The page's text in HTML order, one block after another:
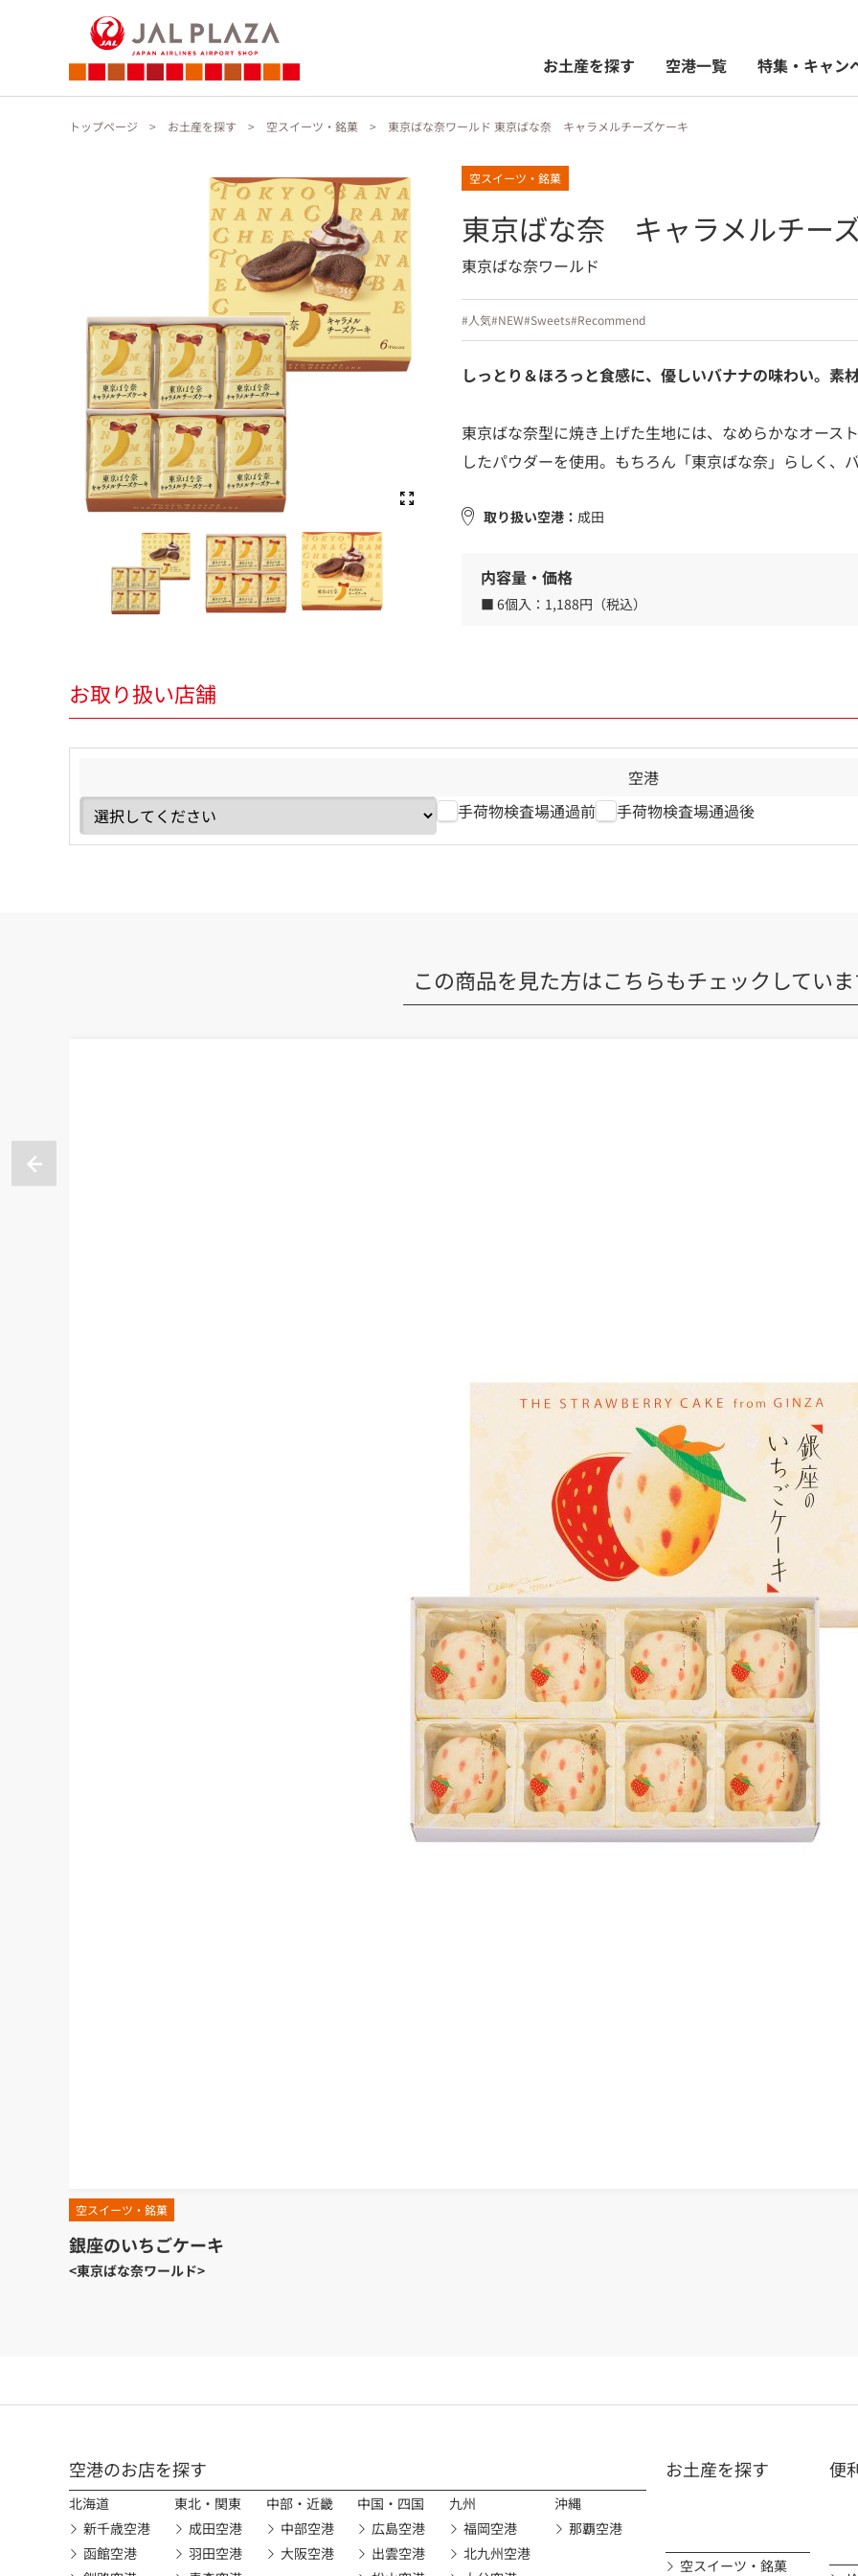
お土産を探す 空港一覧 特集・キャン
トップページ お土産を探す 空スイーツ・銘菓 東京ばな奈ワールド 東京ばな奈 キャラメルチーズケーキ
空スイーツ・銘菓
東京ばな奈 キャラメルチー
東京ばな奈ワールド
#人気#NEW#Sweets#Recommend
しっとり＆ほろっと食感に、優しいバナナの味わい。素
東京ばな奈型に焼き上げた生地には、なめらかなオース
したパウダーを使用。もちろん「東京ばな奈」らしく、
取り扱い空港： 成田
内容量・価格
■ 6個入： 1,188円（税込）
お取り扱い店舗
空港
手荷物検査場通過前
手荷物検査場通過後
この商品を見た方はこちらもチェックしてい
空スイーツ・銘菓
銀座のいちごケーキ
<東京ばな奈ワールド>
空港のお店を探す
北海道
新千歳空港
函館空港
東北・関東
成田空港
羽田空港
中部・近畿
中部空港
大阪空港
中国・四国
広島空港
出雲空港
九州
福岡空港
北九州空港
沖縄
那覇空港
お土産を探す
空スイーツ・銘菓
便